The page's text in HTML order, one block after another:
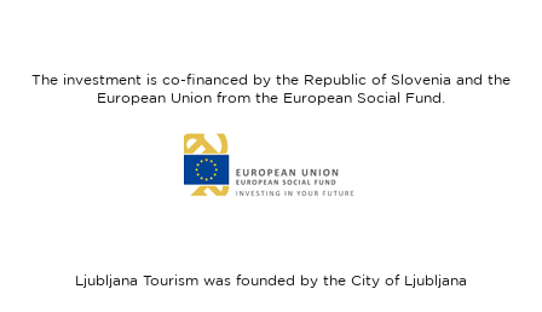
Fund
The investment is co-financed by the Republic of Slovenia and the
European Union from the European Social Fund.
to
website
Ljubljana Tourism was founded by the City of Ljubljana